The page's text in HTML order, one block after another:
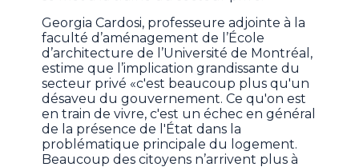
Georgia Cardosi, professeure adjointe à la
faculté d’aménagement de l’École
d’architecture de l’Université de Montréal,
estime que l’implication grandissante du
secteur privé «c'est beaucoup plus qu'un
désaveu du gouvernement. Ce qu'on est
en train de vivre, c'est un échec en général
de la présence de l'État dans la
problématique principale du logement.
Beaucoup des citoyens n’arrivent plus à